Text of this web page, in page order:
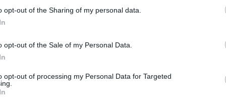
opt-out of the Sharing of my personal data.
opt-out of the Sale of my Personal Data.
opt-out of processing my Personal Data for Targeted
oder ein frischer
Artikelempfehlung
Suppen kochen - so gelingt es.
Gemüse kochen